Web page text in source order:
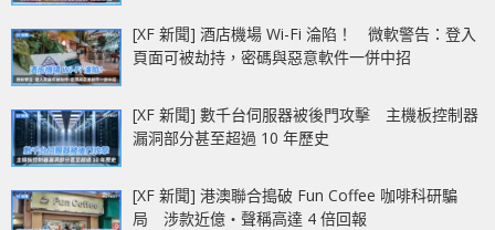
[XF 新聞] 酒店機場 Wi-Fi 淪陷！ 微軟警告：登入
頁面可被劫持，密碼與惡意軟件一併中招
[XF 新聞] 數千台伺服器被後門攻擊 主機板控制器
漏洞部分甚至超過 10 年歷史
[XF 新聞] 港澳聯合搗破 Fun Coffee 咖啡科研騙
局 涉款近億‧聲稱高達 4 倍回報